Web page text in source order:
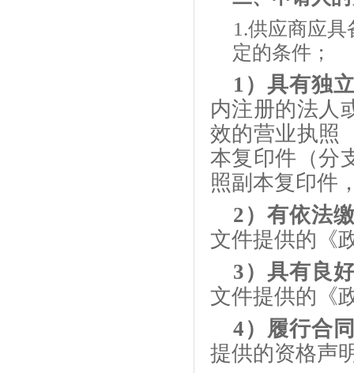
1.供应商应具
定的条件；
1）具有独
内注册的法人
效的营业执照
本复印件（分
照副本复印件
2）有依法
文件提供的《
3）具有良
文件提供的《
4）履行合
提供的资格声